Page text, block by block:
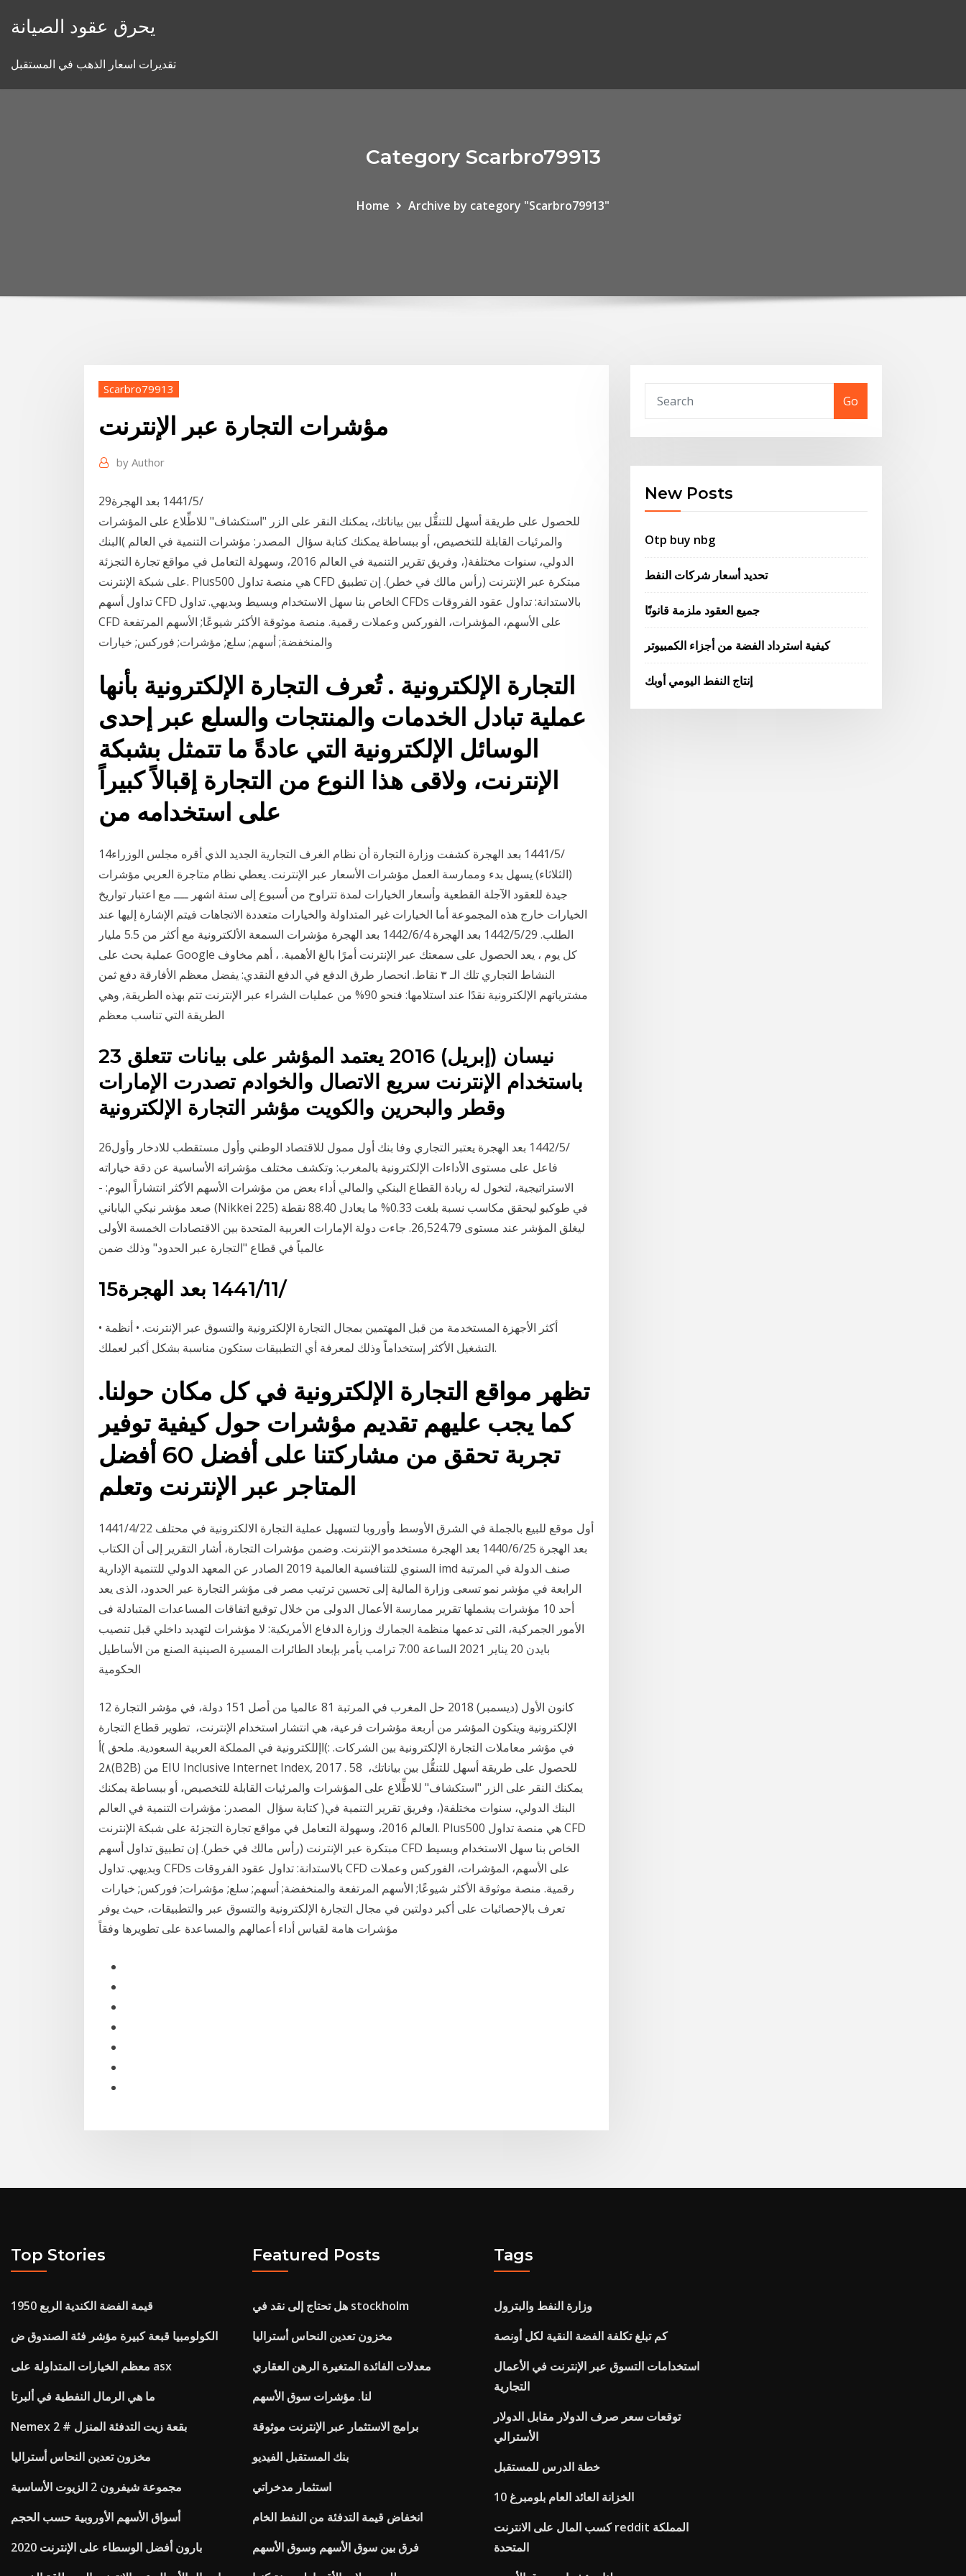
يحرق عقود الصيانة
تقديرات اسعار الذهب في المستقبل
Category Scarbro79913
Home Archive by category "Scarbro79913"
Scarbro79913
مؤشرات التجارة عبر الإنترنت
by Author
29‏‏/5‏‏/1441 بعد الهجرة
للحصول على طريقة أسهل للتنقُّل بين بياناتك، يمكنك النقر على الزر "استكشاف" للاطِّلاع على المؤشرات
والمرئيات القابلة للتخصيص، أو ببساطة يمكنك كتابة سؤال المصدر: مؤشرات التنمية في العالم )البنك
الدولي، سنوات مختلفة(، وفريق تقرير التنمية في العالم 2016، وسهولة التعامل في مواقع تجارة التجزئة
على شبكة الإنترنت. Plus500 هي منصة تداول CFD مبتكرة عبر الإنترنت (رأس مالك في خطر). إن تطبيق
تداول أسهم CFD الخاص بنا سهل الاستخدام وبسيط وبديهي. تداول CFDs بالاستدانة: تداول عقود الفروقات
CFD على الأسهم، المؤشرات، الفوركس وعملات رقمية. منصة موثوقة الأكثر شيوعًا; الأسهم المرتفعة
التجارة الإلكترونية . تُعرف التجارة الإلكترونية بأنها
عملية تبادل الخدمات والمنتجات والسلع عبر إحدى
الوسائل الإلكترونية التي عادةً ما تتمثل بشبكة
الإنترنت، ولاقى هذا النوع من التجارة إقبالاً كبيراً
على استخدامه من
14‏‏/5‏‏/1441 بعد الهجرة كشفت وزارة التجارة أن نظام الغرف التجارية الجديد الذي أقره مجلس الوزراء
(الثلاثاء) يسهل بدء وممارسة العمل مؤشرات الأسعار عبر الإنترنت. يعطي نظام متاجرة العربي مؤشرات
جيدة للعقود الآجلة القطعية وأسعار الخيارات لمدة تتراوح من أسبوع إلى ستة اشهر ــــ مع اعتبار تواريخ
الخيارات خارج هذه المجموعة أما الخيارات غير المتداولة والخيارات متعددة الاتجاهات فيتم الإشارة إليها عند
الطلب. 29‏‏/5‏‏/1442 بعد الهجرة 4‏‏/6‏‏/1442 بعد الهجرة مؤشرات السمعة الألكترونية مع أكثر من 5.5 مليار
عملية بحث على Google كل يوم ، يعد الحصول على سمعتك عبر الإنترنت أمرًا بالغ الأهمية. ، أهم مخاوف
النشاط التجاري تلك الـ ٣ نقاط. انحصار طرق الدفع في الدفع النقدي: يفضل معظم الأفارقة دفع ثمن
مشترياتهم الإلكترونية نقدًا عند استلامها: فنحو 90% من عمليات الشراء عبر الإنترنت تتم بهذه الطريقة, وهي
الطريقة التي تناسب معظم
23 نيسان (إبريل) 2016 يعتمد المؤشر على بيانات تتعلق
باستخدام الإنترنت سريع الاتصال والخوادم تصدرت الإمارات
26‏‏/5‏‏/1442 بعد الهجرة يعتبر التجاري وفا بنك أول ممول للاقتصاد الوطني وأول مستقطب للادخار وأول
فاعل على مستوى الأداءات الإلكترونية بالمغرب: وتكشف مختلف مؤشراته الأساسية عن دقة خياراته
الاستراتيجية، لتخول له ريادة القطاع البنكي والمالي أداء بعض من مؤشرات الأسهم الأكثر انتشاراً اليوم: -
صعد مؤشر نيكي الياباني (Nikkei 225) في طوكيو ليحقق مكاسب نسبة بلغت 0.33% ما يعادل 88.40 نقطة
ليغلق المؤشر عند مستوى 26,524.79. جاءت دولة الإمارات العربية المتحدة بين الاقتصادات الخمسة الأولى
عالمياً في قطاع "التجارة عبر الحدود" وذلك ضمن
15‏‏/11‏‏/1441 بعد الهجرة
• أكثر الأجهزة المستخدمة من قبل المهتمين بمجال التجارة الإلكترونية والتسوق عبر الإنترنت. • أنظمة
التشغيل الأكثر إستخداماً وذلك لمعرفة أي التطبيقات ستكون مناسبة بشكل أكبر لعملك.
تظهر مواقع التجارة الإلكترونية في كل مكان حولنا.
كما يجب عليهم تقديم مؤشرات حول كيفية توفير
تجربة تحقق من مشاركتنا على أفضل 60 أفضل
أول موقع للبيع بالجملة في الشرق الأوسط وأوروبا لتسهيل عملية التجارة الالكترونية في محتلف 22‏‏/4‏‏/1441
بعد الهجرة 25‏‏/6‏‏/1440 بعد الهجرة مستخدمو الإنترنت. وضمن مؤشرات التجارة، أشار التقرير إلى أن الكتاب
السنوي للتنافسية العالمية 2019 الصادر عن المعهد الدولي للتنمية الإدارية imd صنف الدولة في المرتبة
الرابعة في مؤشر نمو تسعى وزارة المالية إلى تحسين ترتيب مصر فى مؤشر التجارة عبر الحدود، الذى يعد
أحد 10 مؤشرات يشملها تقرير ممارسة الأعمال الدولى من خلال توقيع اتفاقات المساعدات المتبادلة فى
الأمور الجمركية، التى تدعمها منظمة الجمارك وزارة الدفاع الأمريكية: لا مؤشرات لتهديد داخلي قبل تنصيب
بايدن 20 يناير 2021 الساعة 7:00 ترامب يأمر بإبعاد الطائرات المسيرة الصينية الصنع من الأساطيل
الحكومية
12 كانون الأول (ديسمبر) 2018 حل المغرب في المرتبة 81 عالميا من أصل 151 دولة، في مؤشر التجارة
الإلكترونية ويتكون المؤشر من أربعة مؤشرات فرعية، هي انتشار استخدام الإنترنت، تطوير قطاع التجارة
اإللكترونية في المملكة العربية السعودية. ملحق )أ(: ﻓﻲ ﻣﺆﺷﺮ ﻣﻌﺎﻣﻼت اﻟﺘﺠﺎرة اﻹﻟﻜﺘﺮوﻧﻴﺔ ﺑﻴﻦ اﻟﺸﺮﻛﺎت.
2٨(B2B) ﻣﻦ EIU Inclusive Internet Index, 2017 . 58 للحصول على طريقة أسهل للتنقُّل بين بياناتك،
يمكنك النقر على الزر "استكشاف" للاطِّلاع على المؤشرات والمرئيات القابلة للتخصيص، أو ببساطة يمكنك
كتابة سؤال المصدر: مؤشرات التنمية في العالم )البنك الدولي، سنوات مختلفة(، وفريق تقرير التنمية في
العالم 2016، وسهولة التعامل في مواقع تجارة التجزئة على شبكة الإنترنت. Plus500 هي منصة تداول CFD
مبتكرة عبر الإنترنت (رأس مالك في خطر). إن تطبيق تداول أسهم CFD الخاص بنا سهل الاستخدام وبسيط
وبديهي. تداول CFDs بالاستدانة: تداول عقود الفروقات CFD على الأسهم، المؤشرات، الفوركس وعملات
رقمية. منصة موثوقة الأكثر شيوعًا; الأسهم المرتفعة والمنخفضة; أسهم; سلع; مؤشرات; فوركس; خيارات
تعرف بالإحصائيات على أكبر دولتين في مجال التجارة الإلكترونية والتسوق عبر والتطبيقات، حيث يوفر
Go
New Posts
Otp buy nbg
تحديد أسعار شركات النفط
جميع العقود ملزمة قانونًا
كيفية استرداد الفضة من أجزاء الكمبيوتر
إنتاج النفط اليومي أوبك
Top Stories
1950 قيمة الفضة الكندية الربع
الكولومبيا قبعة كبيرة مؤشر فئة الصندوق ض
معظم الخيارات المتداولة على asx
ما هي الرمال النفطية في ألبرتا
Nemex بقعة زيت التدفئة المنزل # 2
مخزون تعدين النحاس أستراليا
مجموعة شيفرون 2 الزيوت الأساسية
أسواق الأسهم الأوروبية حسب الحجم
بارون أفضل الوسطاء على الإنترنت 2020
Featured Posts
هل تحتاج إلى نقد في stockholm
مخزون تعدين النحاس أستراليا
معدلات الفائدة المتغيرة الرهن العقاري
لنا. مؤشرات سوق الأسهم
برامج الاستثمار عبر الإنترنت موثوقة
بنك المستقبل الفيديو
استثمار مدخراتي
انخفاض قيمة التدفئة من النفط الخام
فرق بين سوق الأسهم وسوق الأسهم
Tags
وزارة النفط والبترول
كم تبلغ تكلفة الفضة النقية لكل أونصة
استخدامات التسوق عبر الإنترنت في الأعمال
التجارية
توقعات سعر صرف الدولار مقابل الدولار
الأسترالي
خطة الدرس للمستقبل
10 الخزانة العائد العام بلومبرغ
كسب المال على الانترنت reddit المملكة
المتحدة